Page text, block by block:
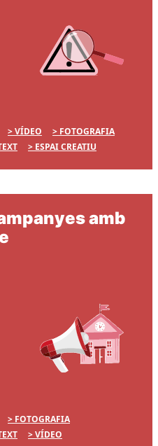
VÍDEO
FOTOGRAFIA
ESPAI CREATIU
amb
FOTOGRAFIA
VÍDEO